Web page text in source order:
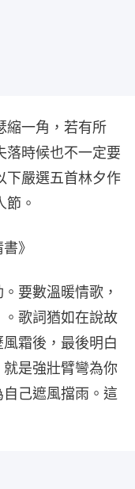
縮一角，若有所
落時候也不一定要
下嚴選五首林夕作
。
》
要數溫暖情歌，
歌詞猶如在說故
霜後，最後明白
是強壯臂彎為你
己遮風擋雨。這